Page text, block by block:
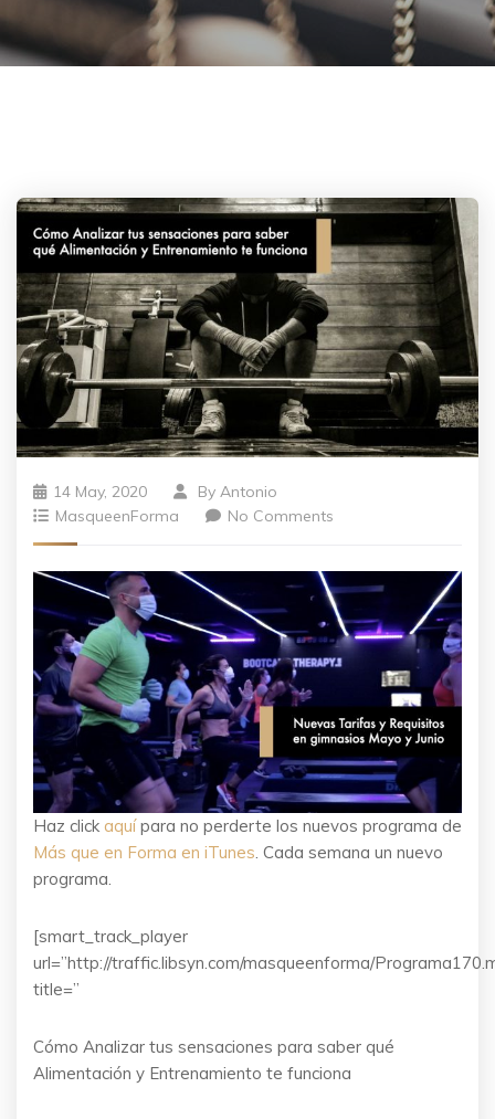
14 May, 2020 By Antonio
MasqueenForma
No Comments
Haz click aquípara no perderte los nuevos programa de
Más que en Forma en iTunes. Cada semana un nuevo
programa.
[smart_track_player
url=”http://traffic.libsyn.com/masqueenforma/
title=”
Cómo Analizar tus sensaciones para saber qué
Alimentación y Entrenamiento te funciona